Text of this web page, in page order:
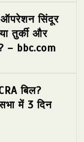
सिंदूर
तुर्की और
– bbc.com
बिल?
में 3 दिन